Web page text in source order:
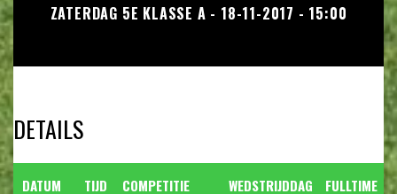
ZATERDAG 5E KLASSE A - 18-11-2017 - 15:00
DETAILS
DATUM TIJD COMPETITIE WEDSTRIJDDAG FULLTIME